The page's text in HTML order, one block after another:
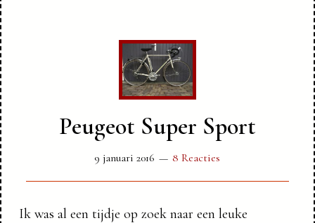
Peugeot Super Sport
9 januari 2016 8 Reacties
Ik was al een tijdje op zoek naar een leuke